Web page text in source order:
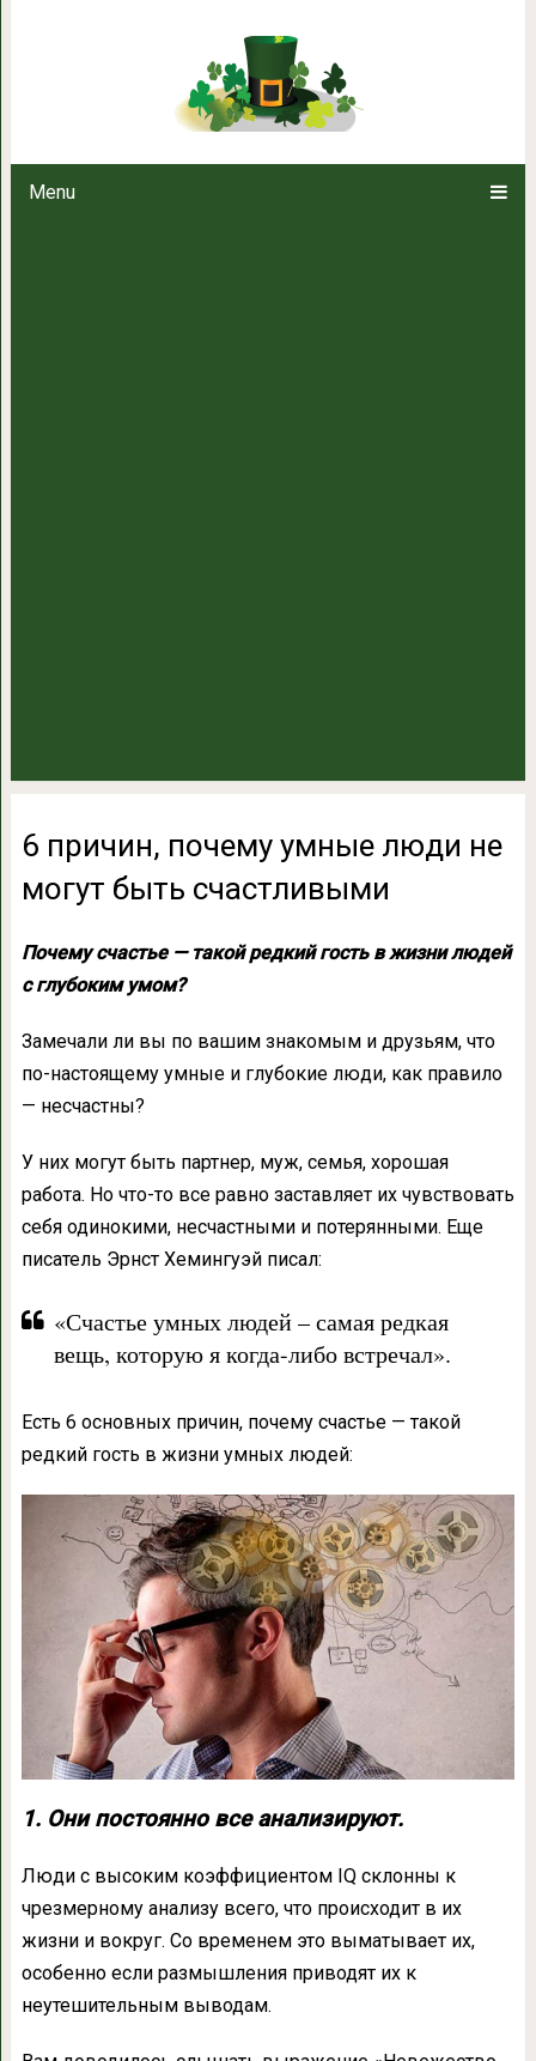
Menu
6 причин, почему умные
6 причин, почему умные люди не
могут быть счастливыми
Почему счастье — такой редкий гость в жизни людей
с глубоким умом?
Замечали ли вы по вашим знакомым и друзьям, что
по-настоящему умные и глубокие люди, как правило
— несчастны?
У них могут быть партнер, муж, семья, хорошая
работа. Но что-то все равно заставляет их чувствовать
себя одинокими, несчастными и потерянными. Еще
писатель Эрнст Хемингуэй писал:
«Счастье умных людей – самая редкая
вещь, которую я когда-либо встречал».
Есть 6 основных причин, почему счастье — такой
редкий гость в жизни умных людей:
1. Они постоянно все анализируют.
Люди с высоким коэффициентом IQ склонны к
чрезмерному анализу всего, что происходит в их
жизни и вокруг. Со временем это выматывает их,
особенно если размышления приводят их к
неутешительным выводам.